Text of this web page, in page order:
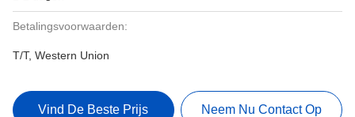
Betalingsvoorwaarden:
T/T, Western Union
Vind De Beste Prijs Neem Nu Contact Op